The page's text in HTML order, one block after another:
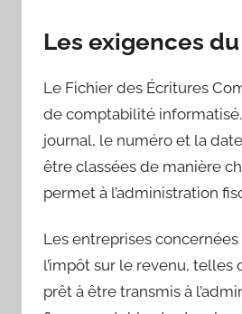
Les exigences
Le Fichier des Écritures
de comptabilité
journal, le numéro et la
être classées de manière
permet à l’administration
Les entreprises
l’impôt sur le revenu, telles
prêt à être transmis à